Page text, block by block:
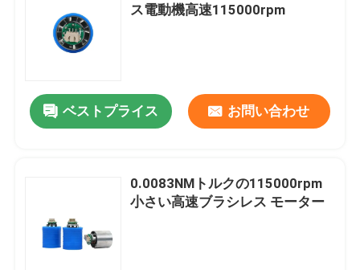
ス電動機高速115000rpm
ベストプライス お問い合わせ
0.0083NMトルクの115000rpm
小さい高速ブラシレス モーター